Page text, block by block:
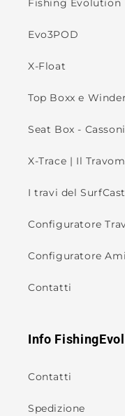
Fishing Evolution
Evo3POD
X-Float
Top Boxx e
Seat Box - Cassoni
X-Trace | Il
I travi del
Configuratore
Configuratore
Contatti
Info
Contatti
Spedizione